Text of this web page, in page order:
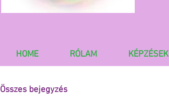
HOME RÓLAM KÉPZÉSEK
Összes bejegyzés